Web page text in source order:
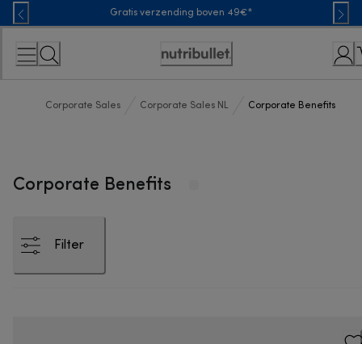
Skip
to
Content
Gratis verzending boven 49€*
Toegankelijkheidsverklaring
Corporate Sales Corporate Sales NL Corporate Benefits
Corporate Benefits
Filter